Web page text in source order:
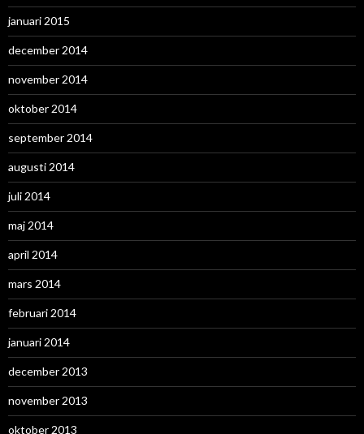
januari 2015
december 2014
november 2014
oktober 2014
september 2014
augusti 2014
juli 2014
maj 2014
april 2014
mars 2014
februari 2014
januari 2014
december 2013
november 2013
oktober 2013